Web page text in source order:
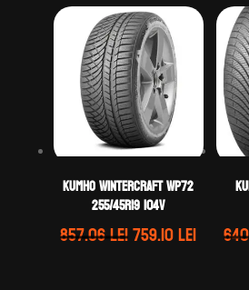
Kumho WINTERCRAFT WP72
255/45R19 104V
857.06leiPrețul
759.10leiPrețul